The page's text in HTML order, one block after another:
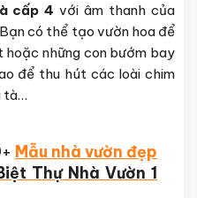
cấp 4 với âm thanh của
có thể tạo vườn hoa để
những con bướm bay
để thu hút các loài chim
tà…
Mẫu nhà vườn đẹp
Thự Nhà Vườn 1